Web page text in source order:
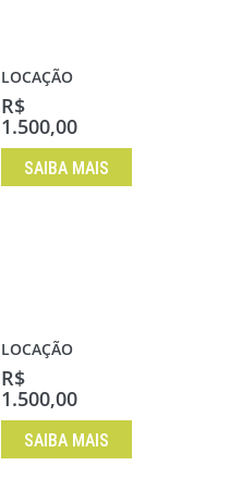
LOCAÇÃO
R$
1.500,00
SAIBA MAIS
LOCAÇÃO
R$
1.500,00
SAIBA MAIS